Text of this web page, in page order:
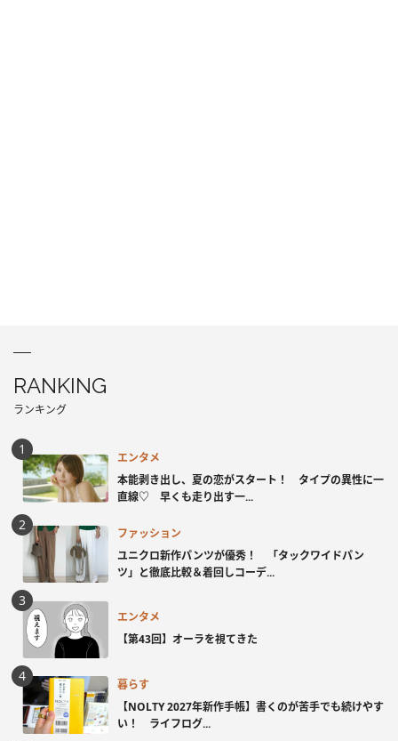
RANKING
ランキング
エンタメ
本能剥き出し、夏の恋がスタート！ タイプの異性に一
直線♡ 早くも走り出す一...
ファッション
ユニクロ新作パンツが優秀！ 「タックワイドパン
ツ」と徹底比較＆着回しコーデ...
エンタメ
【第43回】オーラを視てきた
暮らす
【NOLTY 2027年新作手帳】書くのが苦手でも続けやす
い！ ライフログ...